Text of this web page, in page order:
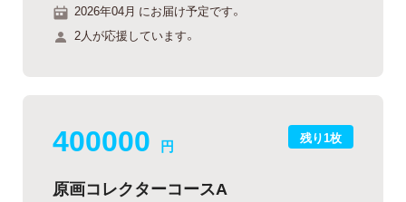
2026年04月 にお届け予定です。
2人が応援しています。
残り1枚
400000 円
原画コレクターコースA